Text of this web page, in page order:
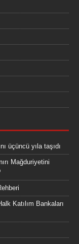
üçüncü yıla taşıdı
Mağduriyetini
Katılım Bankaları